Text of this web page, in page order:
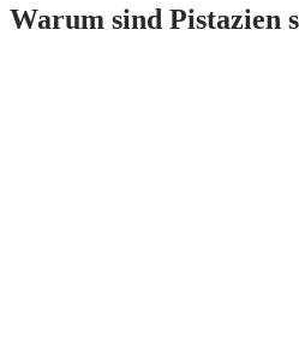
Warum sind Pistazien